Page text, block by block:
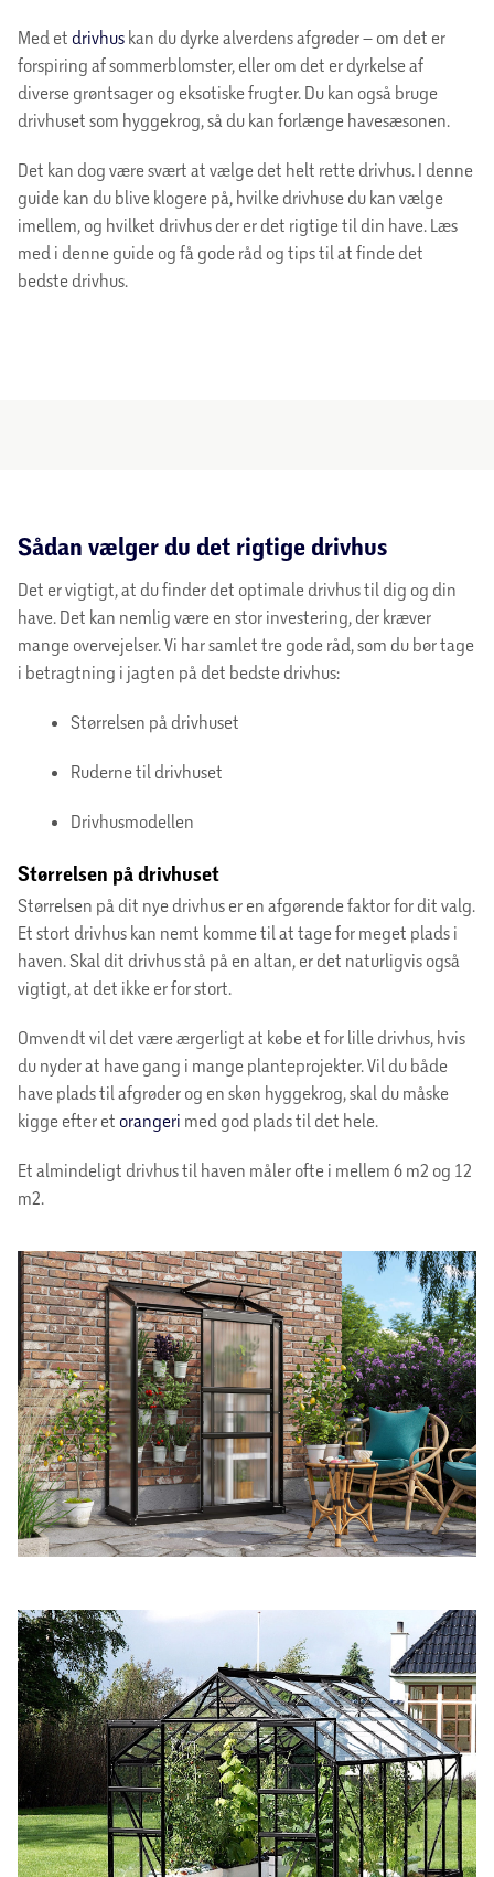
Med et drivhus kan du dyrke alverdens afgrøder – om det er
forspiring af sommerblomster, eller om det er dyrkelse af
diverse grøntsager og eksotiske frugter. Du kan også bruge
drivhuset som hyggekrog, så du kan forlænge havesæsonen.
Det kan dog være svært at vælge det helt rette drivhus. I denne
guide kan du blive klogere på, hvilke drivhuse du kan vælge
imellem, og hvilket drivhus der er det rigtige til din have. Læs
med i denne guide og få gode råd og tips til at finde det
bedste drivhus.
Sådan vælger du det rigtige drivhus
Det er vigtigt, at du finder det optimale drivhus til dig og din
have. Det kan nemlig være en stor investering, der kræver
mange overvejelser. Vi har samlet tre gode råd, som du bør tage
i betragtning i jagten på det bedste drivhus:
Størrelsen på drivhuset
Ruderne til drivhuset
Drivhusmodellen
Størrelsen på drivhuset
Størrelsen på dit nye drivhus er en afgørende faktor for dit valg.
Et stort drivhus kan nemt komme til at tage for meget plads i
haven. Skal dit drivhus stå på en altan, er det naturligvis også
vigtigt, at det ikke er for stort.
Omvendt vil det være ærgerligt at købe et for lille drivhus, hvis
du nyder at have gang i mange planteprojekter. Vil du både
have plads til afgrøder og en skøn hyggekrog, skal du måske
kigge efter et orangeri med god plads til det hele.
Et almindeligt drivhus til haven måler ofte i mellem 6 m2 og 12
m2.